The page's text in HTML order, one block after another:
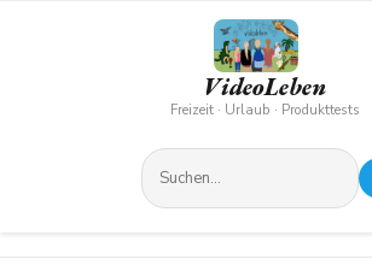
VideoLeben
Freizeit · Urlaub · Produkttests